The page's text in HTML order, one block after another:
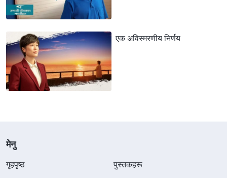
एक अविस्मरणीय निर्णय
मेनु
गृहपृष्ठ
पुस्तकहरू